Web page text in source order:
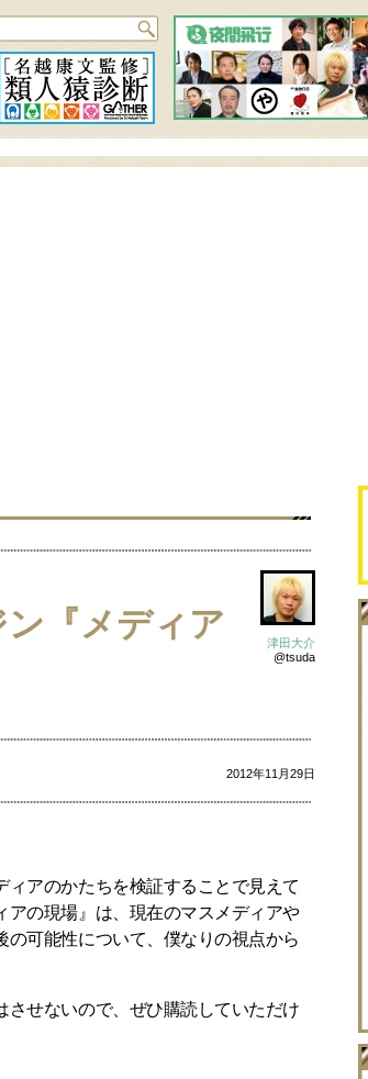
津田大介
@tsuda
『メディア
2012年11月29日
ィアのかたちを検証することで見えて
アの現場』は、現在のマスメディアや
可能性について、僕なりの視点から
させないので、ぜひ購読していただけ